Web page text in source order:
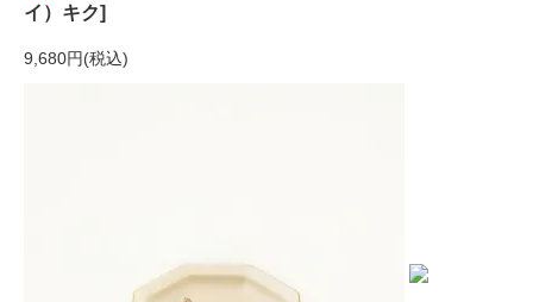
イ）キク]
9,680円(税込)